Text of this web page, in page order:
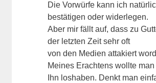
Die Vorwürfe kann ich
bestätigen oder widerlegen.
Aber mir fällt auf, dass zu
der letzten Zeit sehr oft
von den Medien attakiert
Meines Erachtens wollte man
Ihn loshaben. Denkt man